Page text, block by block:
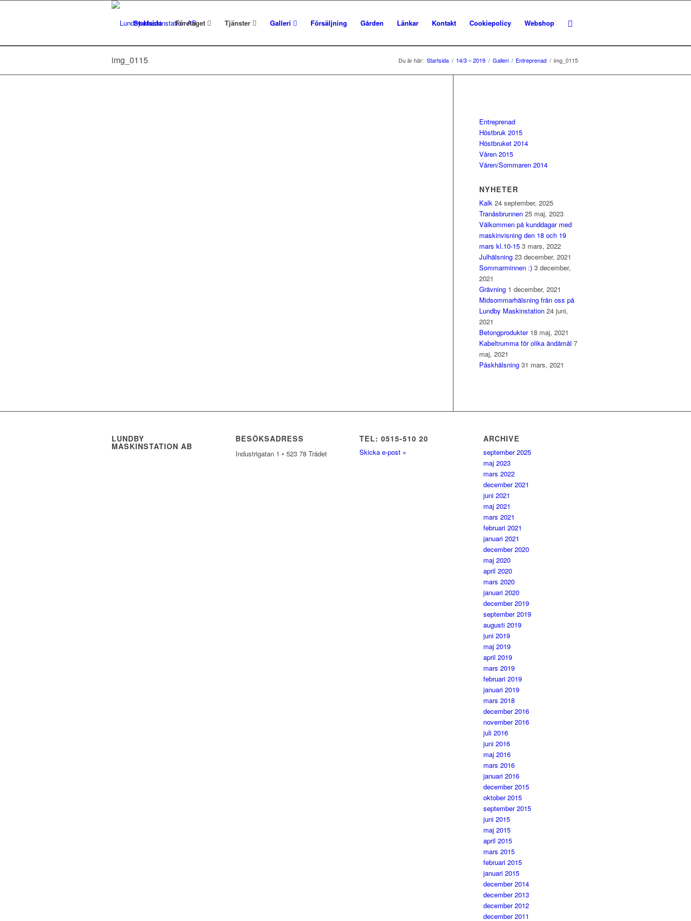
Startsida Företaget Tjänster Galleri Försäljning Gården Länkar Kontakt Cookiepolicy Webshop
img_0115 Du är här: Startsida / 14/3 – 2019 / Galleri / Entreprenad / img_0115
Entreprenad
Höstbruk 2015
Höstbruket 2014
Våren 2015
Våren/Sommaren 2014
NYHETER
Kalk 24 september, 2025
Tranåsbrunnen 25 maj, 2023
Välkommen på kunddagar med
maskinvisning den 18 och 19
mars kl.10-15 3 mars, 2022
Julhälsning 23 december, 2021
Sommarminnen :) 3 december,
2021
Grävning 1 december, 2021
Midsommarhälsning från oss på
Lundby Maskinstation 24 juni,
2021
Betongprodukter 18 maj, 2021
Kabeltrumma för olika ändåmål 7
maj, 2021
Påskhälsning 31 mars, 2021
LUNDBY
MASKINSTATION AB
BESÖKSADRESS
Industrigatan 1 • 523 78 Trädet
TEL: 0515-510 20
Skicka e-post »
ARCHIVE
september 2025
maj 2023
mars 2022
december 2021
juni 2021
maj 2021
mars 2021
februari 2021
januari 2021
december 2020
maj 2020
april 2020
mars 2020
januari 2020
december 2019
september 2019
augusti 2019
juni 2019
maj 2019
april 2019
mars 2019
februari 2019
januari 2019
mars 2018
december 2016
november 2016
juli 2016
juni 2016
maj 2016
mars 2016
januari 2016
december 2015
oktober 2015
september 2015
juni 2015
maj 2015
april 2015
mars 2015
februari 2015
januari 2015
december 2014
december 2013
december 2012
december 2011